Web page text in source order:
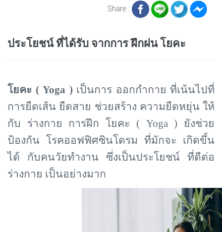
Share :
ประโยชน์ ที่ได้รับ จากการ ฝึกฝน โยคะ
โยคะ ( Yoga ) เป็นการ ออกกำกาย ที่เน้นไปที่
การยืดเส้น ยืดสาย ช่วยสร้าง ความยืดหยุ่น ให้
กับ ร่างกาย การฝึก โยคะ ( Yoga ) ยังช่วย
ป้องกัน โรคออฟฟิศซินโดรม ที่มักจะ เกิดขึ้น
ได้ กับคนวัยทำงาน ซึ่งเป็นประโยชน์ ที่ดีต่อ
ร่างกาย เป็นอย่างมาก